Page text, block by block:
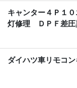
キャンター４Ｐ１
灯修理 ＤＰＦ差圧
ダイハツ車リモコ